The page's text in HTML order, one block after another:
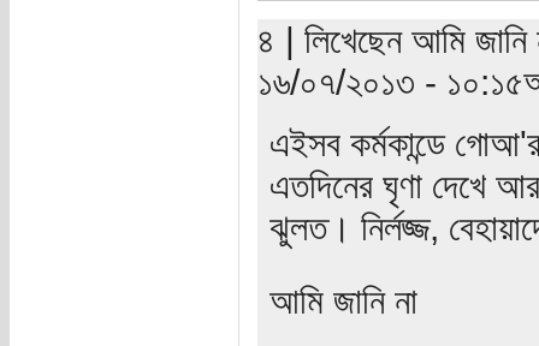
৪ | লিখেছেন আমি জানি
১৬/০৭/২০১৩ -
এইসব কর্মকান্ডে
এতদিনের ঘৃণা দেখে
ঝুলত। নির্লজ্জ,
আমি জানি না